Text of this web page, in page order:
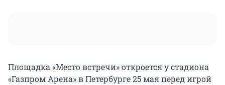
Площадка «Место встречи» откроется у стадиона
«Газпром Арена» в Петербурге 25 мая перед игрой